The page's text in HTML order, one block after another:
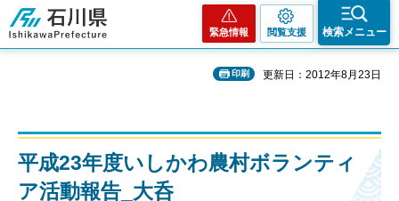
石川県
緊急情報 閲覧支援 検索メニュー
印刷 更新日：2012年8月23日
平成23年度いしかわ農村ボランティ
ア活動報告_大呑